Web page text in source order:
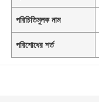
পরিচিতিমুলক নাম
পরিশোধের শর্ত